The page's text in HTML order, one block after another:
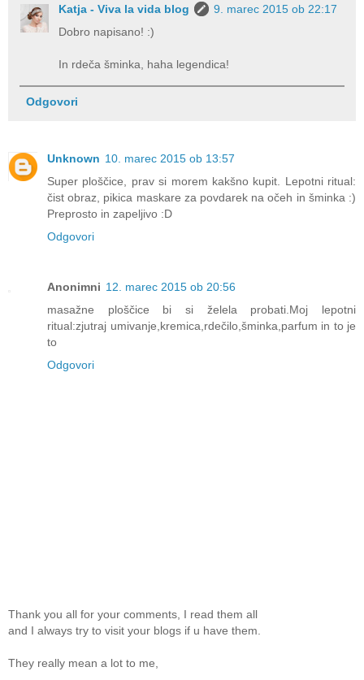
Katja - Viva la vida blog
9. marec 2015 ob 22:17
Dobro napisano! :)
In rdeča šminka, haha legendica!
Odgovori
Unknown 10. marec 2015 ob 13:57
Super ploščice, prav si morem kakšno kupit. Lepotni ritual:
čist obraz, pikica maskare za povdarek na očeh in šminka :)
Preprosto in zapeljivo :D
Odgovori
Anonimni 12. marec 2015 ob 20:56
masažne ploščice bi si želela probati.Moj lepotni
ritual:zjutraj umivanje,kremica,rdečilo,šminka,parfum in to je
to
Odgovori
Thank you all for your comments, I read them all
and I always try to visit your blogs if u have them.
They really mean a lot to me,